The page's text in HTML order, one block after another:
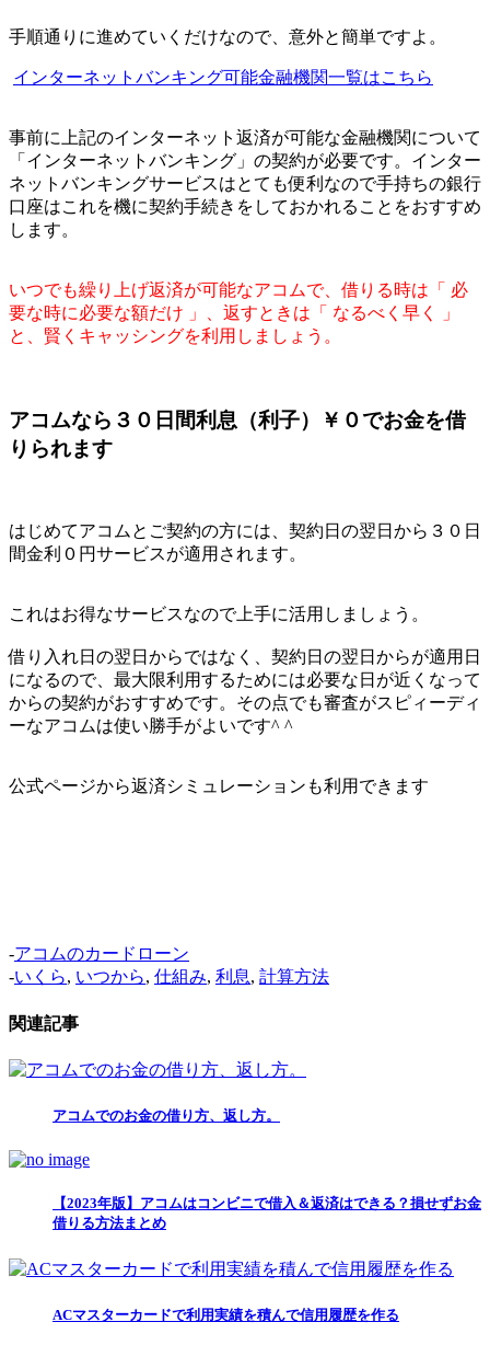
手順通りに進めていくだけなので、意外と簡単ですよ。
インターネットバンキング可能金融機関一覧はこちら
事前に上記のインターネット返済が可能な金融機関について
「インターネットバンキング」の契約が必要です。インター
ネットバンキングサービスはとても便利なので手持ちの銀行
口座はこれを機に契約手続きをしておかれることをおすすめ
します。
いつでも繰り上げ返済が可能なアコムで、借りる時は「 必
要な時に必要な額だけ 」、返すときは「 なるべく早く 」
と、賢くキャッシングを利用しましょう。
アコムなら３０日間利息（利子）￥０でお金を借
りられます
はじめてアコムとご契約の方には、契約日の翌日から３０日
間金利０円サービスが適用されます。
これはお得なサービスなので上手に活用しましょう。
借り入れ日の翌日からではなく、契約日の翌日からが適用日
になるので、最大限利用するためには必要な日が近くなって
からの契約がおすすめです。その点でも審査がスピィーディ
ーなアコムは使い勝手がよいです^ ^
公式ページから返済シミュレーションも利用できます
-アコムのカードローン
-いくら, いつから, 仕組み, 利息, 計算方法
関連記事
アコムでのお金の借り方、返し方。
【2023年版】アコムはコンビニで借入＆返済はできる？損せずお金
借りる方法まとめ
ACマスターカードで利用実績を積んで信用履歴を作る